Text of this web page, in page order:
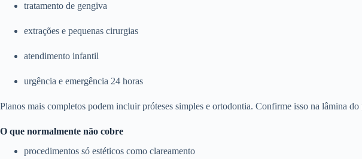
tratamento de gengiva
extrações e pequenas cirurgias
atendimento infantil
urgência e emergência 24 horas
Planos mais completos podem incluir próteses simples e ortodontia. Confirme isso na lâmina do
O que normalmente não cobre
procedimentos só estéticos como clareamento